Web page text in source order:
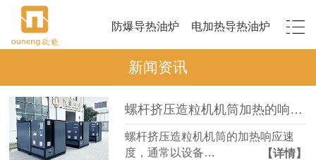
防爆导热油炉 电加热导热油炉
新闻资讯
螺杆挤压造粒机机筒加热的响应速度如何？
螺杆挤压造粒机机筒的加热响应速
度，通常以设备…
【详情】